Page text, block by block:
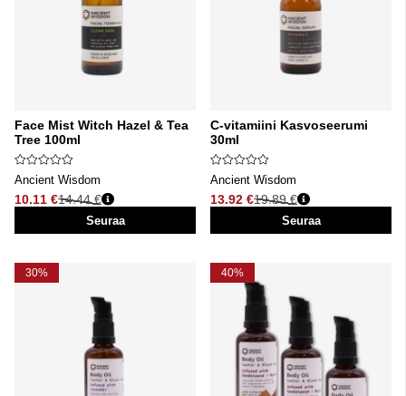
Face Mist Witch Hazel & Tea
Tree 100ml
Ancient Wisdom
10.11 €
Normaali hinta
14.44 €
Seuraa
C-vitamiini Kasvoseerumi
30ml
Ancient Wisdom
13.92 €
Normaali hinta
19.89 €
Seuraa
30% 40%